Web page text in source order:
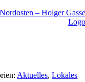
Aktuelles,Lokales